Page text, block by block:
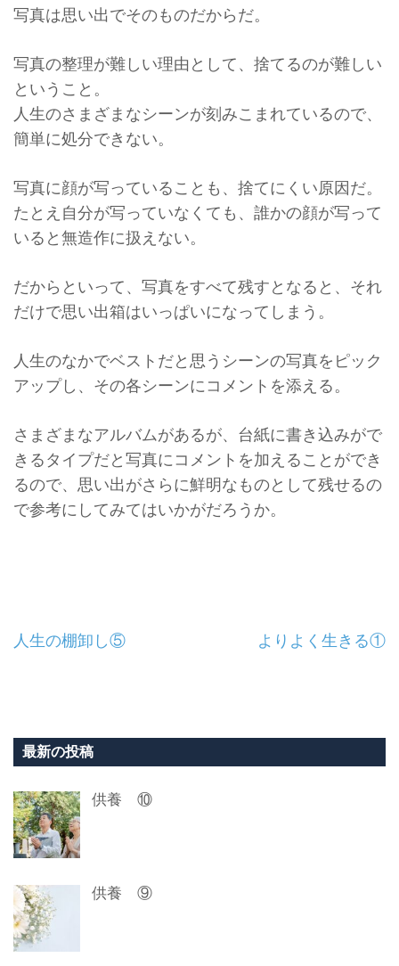
写真は思い出でそのものだからだ。
写真の整理が難しい理由として、捨てるのが難しい
ということ。
人生のさまざまなシーンが刻みこまれているので、
簡単に処分できない。
写真に顔が写っていることも、捨てにくい原因だ。
たとえ自分が写っていなくても、 誰かの顔が写って
いると無造作に扱えない。
だからといって、写真をすべて残すとなると、 それ
だけで思い出箱はいっぱいになってしまう。
人生のなかでベストだと思うシーンの写真をピック
アップし、 その各シーンにコメントを添える。
さまざまなアルバムがあるが、 台紙に書き込みがで
きるタイプだと写真にコメントを加えることができ
るので、 思い出がさらに鮮明なものとして残せるの
で参考にしてみてはいかがだろうか。
投
ビ
ー
シ
ョ
ン
人生の棚卸し⑤ よりよく生きる①
最新の投稿
供養 ⑩
供養 ⑨